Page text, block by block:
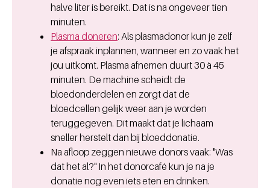
halve liter is bereikt. Dat is na ongeveer tien
minuten.
Plasma doneren: Als plasmadonor kun je zelf
je afspraak inplannen, wanneer en zo vaak het
jou uitkomt. Plasma afnemen duurt 30 à 45
minuten. De machine scheidt de
bloedonderdelen en zorgt dat de
bloedcellen gelijk weer aan je worden
teruggegeven. Dit maakt dat je lichaam
sneller herstelt dan bij bloeddonatie.
Na afloop zeggen nieuwe donors vaak: "Was
dat het al?" In het donorcafé kun je na je
donatie nog even iets eten en drinken.